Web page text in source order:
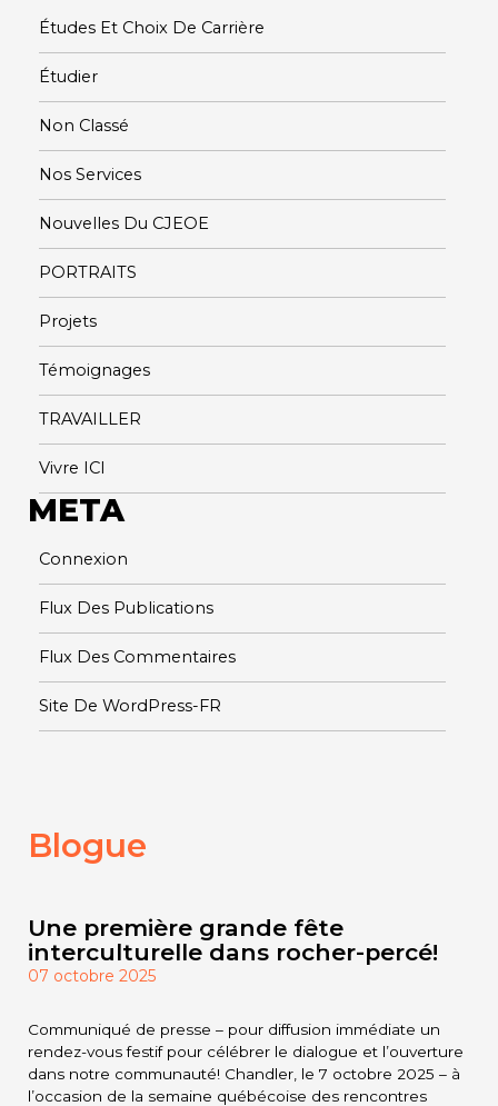
Études Et Choix De Carrière
Étudier
Non Classé
Nos Services
Nouvelles Du CJEOE
PORTRAITS
Projets
Témoignages
TRAVAILLER
Vivre ICI
META
Connexion
Flux Des Publications
Flux Des Commentaires
Site De WordPress-FR
Blogue
Une première grande fête
interculturelle dans rocher-percé!
07 octobre 2025
Communiqué de presse – pour diffusion immédiate un
rendez-vous festif pour célébrer le dialogue et l’ouverture
dans notre communauté! Chandler, le 7 octobre 2025 – à
l’occasion de la semaine québécoise des rencontres